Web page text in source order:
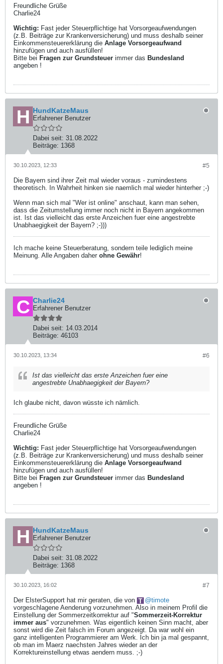
Freundliche Grüße
Charlie24
Wichtig: Fast jeder Steuerpflichtige hat Vorsorgeaufwendungen
(z.B. Beiträge zur Krankenversicherung) und muss deshalb seiner
Einkommensteuererklärung die Anlage Vorsorgeaufwand
hinzufügen und auch ausfüllen!
Bitte bei Fragen zur Grundsteuer immer das Bundesland
angeben !
HundKatzeMaus
Erfahrener Benutzer
Dabei seit: 31.08.2022
Beiträge: 1368
#5
30.10.2023, 12:33
Die Bayern sind ihrer Zeit mal wieder voraus - zumindestens
theoretisch. In Wahrheit hinken sie naemlich mal wieder hinterher ;-)
Wenn man sich mal "Wer ist online" anschaut, kann man sehen,
dass die Zeitumstellung immer noch nicht in Bayern angekommen
ist. Ist das vielleicht das erste Anzeichen fuer eine angestrebte
Unabhaegigkeit der Bayern? ;-)))
Ich mache keine Steuerberatung, sondern teile lediglich meine
Meinung. Alle Angaben daher ohne Gewähr!
Charlie24
Erfahrener Benutzer
Dabei seit: 14.03.2014
Beiträge: 46103
#6
30.10.2023, 13:34
Ist das vielleicht das erste Anzeichen fuer eine
angestrebte Unabhaegigkeit der Bayern?
Ich glaube nicht, davon wüsste ich nämlich.
Freundliche Grüße
Charlie24
Wichtig: Fast jeder Steuerpflichtige hat Vorsorgeaufwendungen
(z.B. Beiträge zur Krankenversicherung) und muss deshalb seiner
Einkommensteuererklärung die Anlage Vorsorgeaufwand
hinzufügen und auch ausfüllen!
Bitte bei Fragen zur Grundsteuer immer das Bundesland
angeben !
HundKatzeMaus
Erfahrener Benutzer
Dabei seit: 31.08.2022
Beiträge: 1368
#7
30.10.2023, 16:02
Der ElsterSupport hat mir geraten, die von
timote
vorgeschlagene Aenderung vorzunehmen. Also in meinem Profil die
Einstellung der Sommerzeitkorrektur auf "Sommerzeit-Korrektur
immer aus" vorzunehmen. Was eigentlich keinen Sinn macht, aber
sonst wird die Zeit falsch im Forum angezeigt. Da war wohl ein
ganz intelligenten Programmierer am Werk. Ich bin ja mal gespannt,
ob man im Maerz naechsten Jahres wieder an der
Korrektureinstellung etwas aendern muss. ;-)